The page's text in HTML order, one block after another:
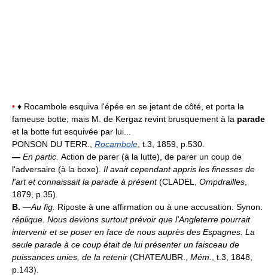
• ♦ Rocambole esquiva l'épée en se jetant de côté, et porta la
fameuse botte; mais M. de Kergaz revint brusquement à la parade
et la botte fut esquivée par lui...
PONSON DU TERR., Rocambole , t.3, 1859, p.530.
— En partic. Action de parer (à la lutte), de parer un coup de
l'adversaire (à la boxe). Il avait cependant appris les finesses de
l'art et connaissait la parade à présent(CLADEL, Ompdrailles
1879, p.35).
B. —Au fig. Riposte à une affirmation ou à une accusation. Synon.
réplique. Nous devions surtout prévoir que l'Angleterre pourrait
intervenir et se poser en face de nous auprès des Espagnes. La
seule parade à ce coup était de lui présenter un faisceau de
puissances unies, de la retenir (CHATEAUBR., Mém.
, t.3, 1848,
p.143).